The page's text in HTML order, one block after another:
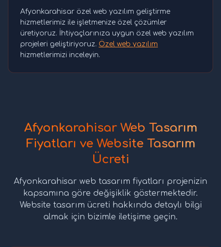
Afyonkarahisar özel web yazılım geliştirme
hizmetlerimiz ile işletmenize özel çözümler
üretiyoruz. İhtiyaçlarınıza uygun özel web yazılım
projeleri geliştiriyoruz. Özel web yazılım
hizmetlerimizi inceleyin.
Afyonkarahisar Web Tasarım
Fiyatları ve Website Tasarım
Ücreti
Afyonkarahisar web tasarım fiyatları projenizin
kapsamına göre değişiklik göstermektedir.
Website tasarım ücreti hakkında detaylı bilgi
almak için bizimle iletişime geçin.